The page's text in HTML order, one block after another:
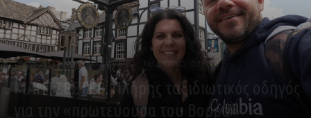
ΕΥΡΩΠΗ ΗΝΩΜΕΝΟ ΒΑΣΙΛΕΙΟ ΤΑΞΙΔΙΩΤΙΚΟΙ ΟΔΗΓΟΙ
ΜΑΝΤΣΕΣΤΕΡ: Πλήρης ταξιδιωτικός οδηγός
για την «πρωτεύουσα του Βορρά»